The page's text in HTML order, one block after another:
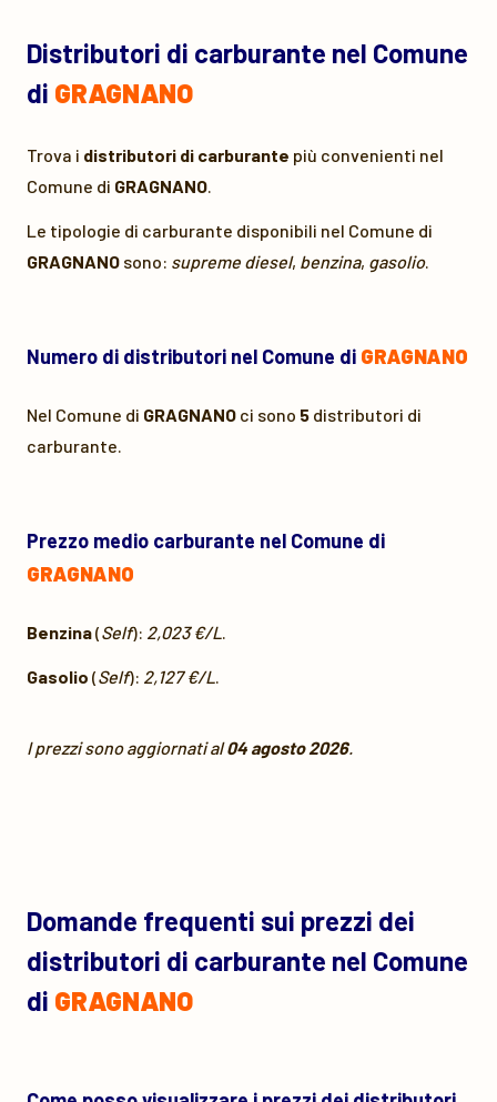
Distributori di carburante nel Comune
di GRAGNANO
Trova i distributori di carburante più convenienti nel
Comune di GRAGNANO.
Le tipologie di carburante disponibili nel Comune di
GRAGNANO sono: supreme diesel, benzina, gasolio.
Numero di distributori nel Comune di GRAGNANO
Nel Comune di GRAGNANO ci sono 5 distributori di
carburante.
Prezzo medio carburante nel Comune di
GRAGNANO
Benzina(Self): 2,023 €/L.
Gasolio (Self): 2,127 €/L.
I prezzi sono aggiornati al04 agosto 2026.
Domande frequenti sui prezzi dei
distributori di carburante nel Comune
di GRAGNANO